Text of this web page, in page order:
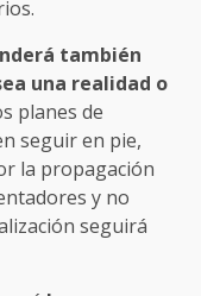
también
una realidad o
planes de
seguir en pie,
la propagación
y no
seguirá